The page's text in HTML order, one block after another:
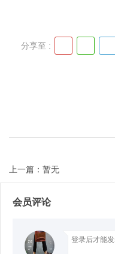
分享至 :
上一篇：暂无
会员评论